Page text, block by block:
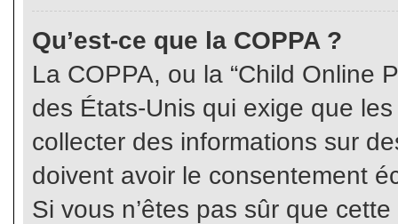
Qu’est-ce que la COPPA ?
La COPPA, ou la “Child Online
des États-Unis qui exige que
collecter des informations sur
doivent avoir le consentement
Si vous n’êtes pas sûr que